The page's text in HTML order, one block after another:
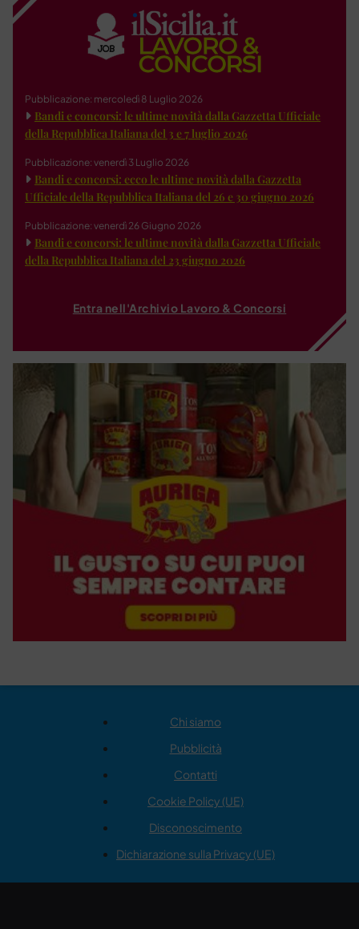
Pubblicazione: mercoledì 8 Luglio 2026
Bandi e concorsi: le ultime novità dalla Gazzetta Ufficiale
della Repubblica Italiana del 3 e 7 luglio 2026
Pubblicazione: venerdì 3 Luglio 2026
Bandi e concorsi: ecco le ultime novità dalla Gazzetta
Ufficiale della Repubblica Italiana del 26 e 30 giugno 2026
Pubblicazione: venerdì 26 Giugno 2026
Bandi e concorsi: le ultime novità dalla Gazzetta Ufficiale
della Repubblica Italiana del 23 giugno 2026
Entra nell'Archivio Lavoro & Concorsi
Chi siamo
Pubblicità
Contatti
Cookie Policy (UE)
Disconoscimento
Dichiarazione sulla Privacy (UE)